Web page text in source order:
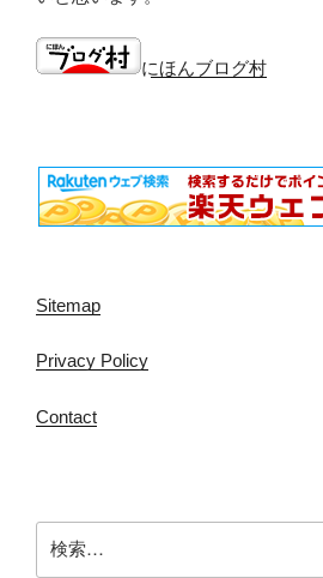
にほんブログ村
Sitemap
Privacy Policy
Contact
索: